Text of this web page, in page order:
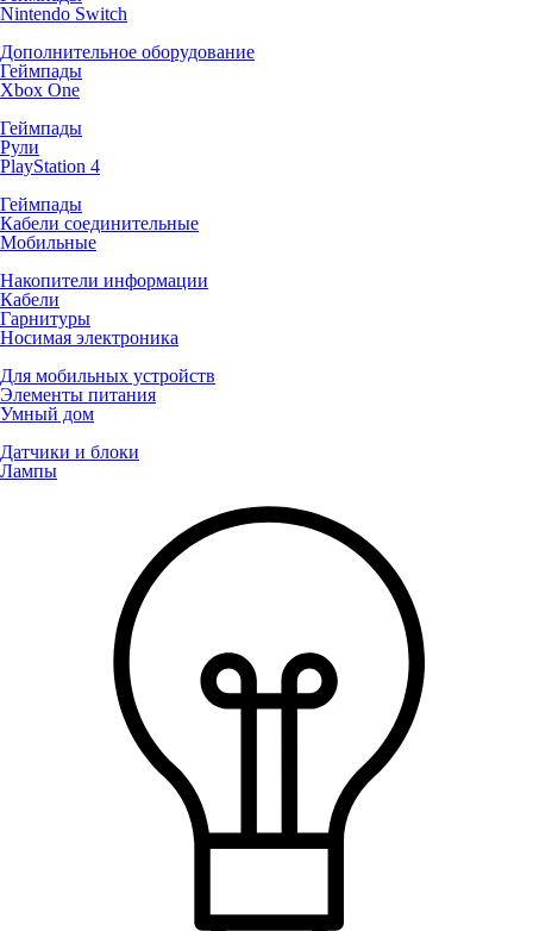
Nintendo Switch
Дополнительное оборудование
Геймпады
Xbox One
Геймпады
Рули
PlayStation 4
Геймпады
Кабели соединительные
Мобильные
Накопители информации
Кабели
Гарнитуры
Носимая электроника
Для мобильных устройств
Элементы питания
Умный дом
Датчики и блоки
Лампы